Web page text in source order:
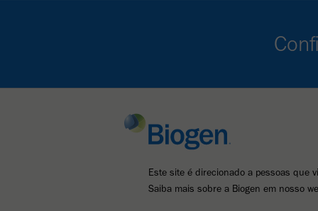
Este site é direcionado a pessoas que
Saiba mais sobre a Biogen em nosso